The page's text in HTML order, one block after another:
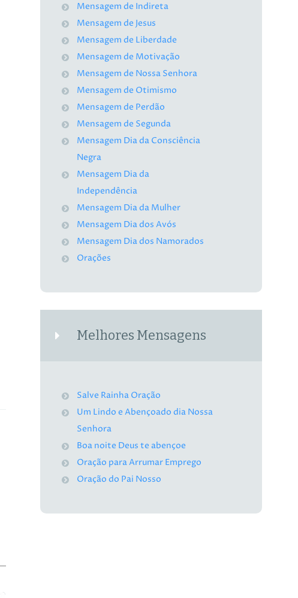
Mensagem de Indireta
Mensagem de Jesus
Mensagem de Liberdade
Mensagem de Motivação
Mensagem de Nossa Senhora
Mensagem de Otimismo
Mensagem de Perdão
Mensagem de Segunda
Mensagem Dia da Consciência
Negra
Mensagem Dia da
Independência
Mensagem Dia da Mulher
Mensagem Dia dos Avós
Mensagem Dia dos Namorados
Orações
Melhores Mensagens
Salve Rainha Oração
Um Lindo e Abençoado dia Nossa
Senhora
Boa noite Deus te abençoe
Oração para Arrumar Emprego
Oração do Pai Nosso